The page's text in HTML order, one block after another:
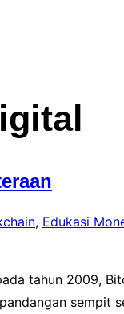
, Edukasi
tahun 2009,